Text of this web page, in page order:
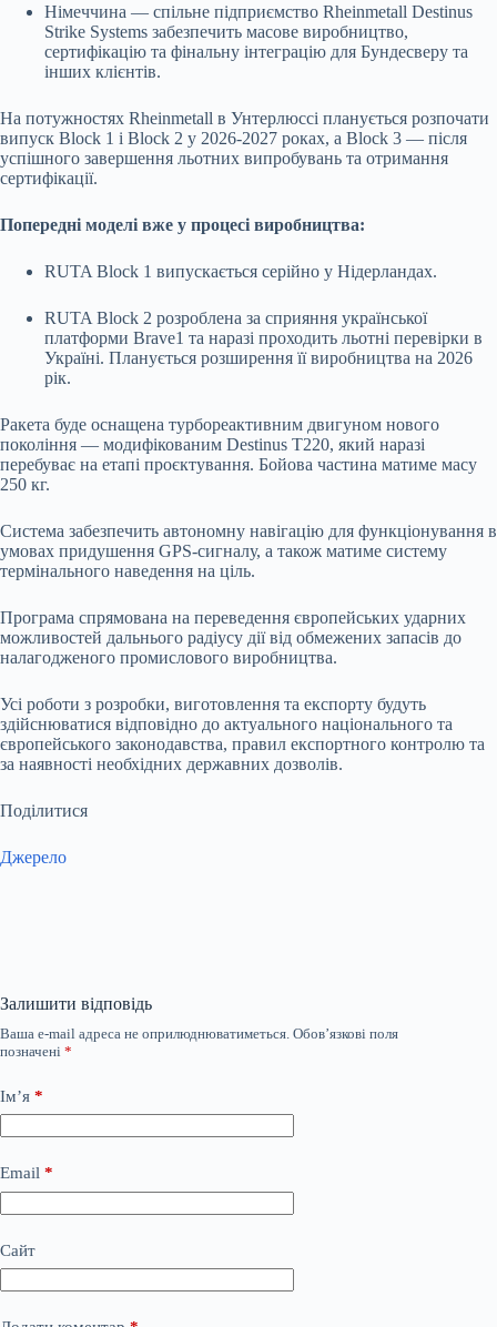
Німеччина — спільне підприємство Rheinmetall Destinus
Strike Systems забезпечить масове виробництво,
сертифікацію та фінальну інтеграцію для Бундесверу та
інших клієнтів.
На потужностях Rheinmetall в Унтерлюссі планується розпочати
випуск Block 1 і Block 2 у 2026-2027 роках, а Block 3 — після
успішного завершення льотних випробувань та отримання
сертифікації.
Попередні моделі вже у процесі виробництва:
RUTA Block 1 випускається серійно у Нідерландах.
RUTA Block 2 розроблена за сприяння української
платформи Brave1 та наразі проходить льотні перевірки в
Україні. Планується розширення її виробництва на 2026
рік.
Ракета буде оснащена турбореактивним двигуном нового
покоління — модифікованим Destinus T220, який наразі
перебуває на етапі проєктування. Бойова частина матиме масу
250 кг.
Система забезпечить автономну навігацію для функціонування в
умовах придушення GPS-сигналу, а також матиме систему
термінального наведення на ціль.
Програма спрямована на переведення європейських ударних
можливостей дальнього радіусу дії від обмежених запасів до
налагодженого промислового виробництва.
Усі роботи з розробки, виготовлення та експорту будуть
здійснюватися відповідно до актуального національного та
європейського законодавства, правил експортного контролю та
за наявності необхідних державних дозволів.
Поділитися
Джерело
Залишити відповідь
Ваша e-mail адреса не оприлюднюватиметься. Обов’язкові поля
позначені *
Ім’я *
Email *
Сайт